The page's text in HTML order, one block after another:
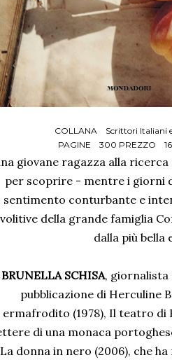
COLLANA Scrittori Italiani
PAGINE 300 PREZZO
giovane ragazza alla
per scoprire - mentre i giorni
sentimento conturbante e
volitive della grande famiglia
dalla più bella
BRUNELLA SCHISA,
pubblicazione di Herculine
ermafrodito (1978), Il teatro di
di una monaca
La donna in nero (2006), che